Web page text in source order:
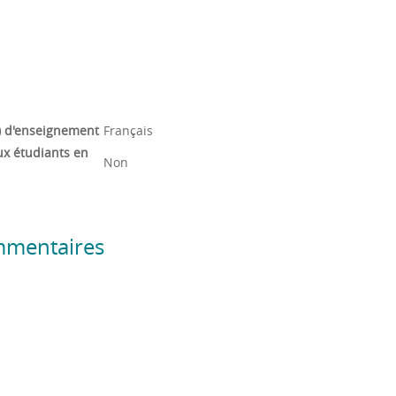
d'enseignement Français
étudiants en
Non